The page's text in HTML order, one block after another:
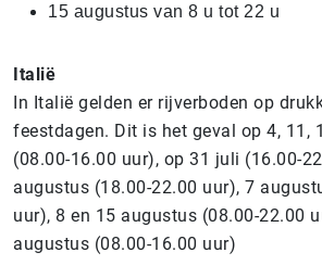
15 augustus van 8 u tot 22 u
Italië
In Italië gelden er rijverboden op
feestdagen. Dit is het geval op 4, 11,
(08.00-16.00 uur), op 31 juli (16.00-
augustus (18.00-22.00 uur), 7
uur), 8 en 15 augustus (08.00-22.00
augustus (08.00-16.00 uur)